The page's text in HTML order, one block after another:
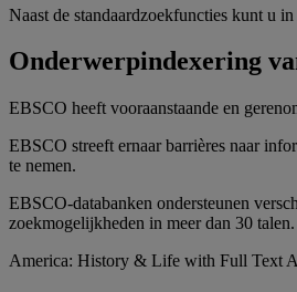
Naast de standaardzoekfuncties kunt u
Onderwerpindexering
EBSCO heeft vooraanstaande en
EBSCO streeft ernaar barrières naar
te nemen.
EBSCO-databanken ondersteunen
zoekmogelijkheden in meer dan 30 talen.
America: History & Life with Full Text